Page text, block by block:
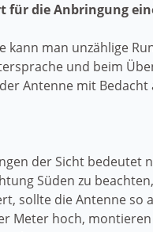
für die Anbringung
kann man unzählige
und beim
Antenne mit
der Sicht bedeutet
Süden zu
sollte die Antenne so
Meter hoch,